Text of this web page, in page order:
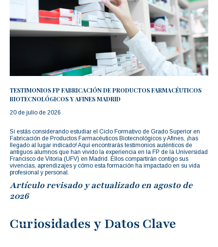
TESTIMONIOS FP FABRICACIÓN DE PRODUCTOS FARMACÉUTICOS
BIOTECNOLÓGICOS Y AFINES MADRID
20 de julio de 2026
Si estás considerando estudiar el Ciclo Formativo de Grado Superior en
Fabricación de Productos Farmacéuticos Biotecnológicos y Afines, ¡has
llegado al lugar indicado! Aquí encontrarás testimonios auténticos de
antiguos alumnos que han vivido la experiencia en la FP de la Universidad
Francisco de Vitoria (UFV) en Madrid. Ellos compartirán contigo sus
vivencias, aprendizajes y cómo esta formación ha impactado en su vida
profesional y personal.
Artículo revisado y actualizado en agosto de
2026
Curiosidades y Datos Clave